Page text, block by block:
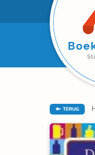
TERUG